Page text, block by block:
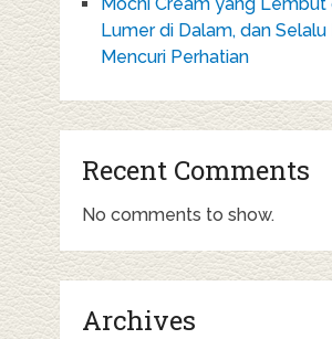
Lumer di Dalam, dan Selalu
Mencuri Perhatian
Recent Comments
No comments to show.
Archives